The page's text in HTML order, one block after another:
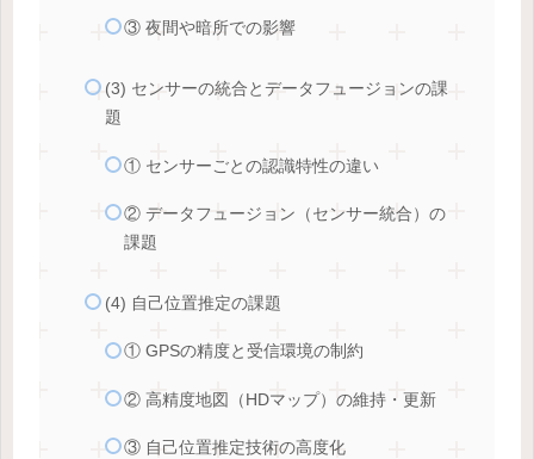
③ 夜間や暗所での影響
(3) センサーの統合とデータフュージョンの課
題
① センサーごとの認識特性の違い
② データフュージョン（センサー統合）の
課題
(4) 自己位置推定の課題
① GPSの精度と受信環境の制約
② 高精度地図（HDマップ）の維持・更新
③ 自己位置推定技術の高度化